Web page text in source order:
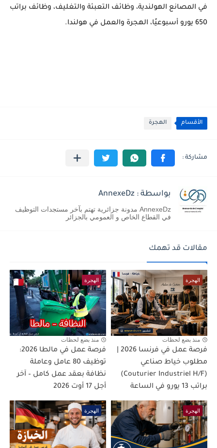
في المصانع الهولندية، وظائف التعبئة والتغليف، وظائف براتب
650 يورو أسبوعيًا، الهجرة والعمل في هولندا.
الأقسام الهجرة
بواسطة : AnnexeDz
AnnexeDz مدونة جزائرية تهتم بآخر مستجدات التوظيف
في القطاع الخاص و العمومي بالجزائر
مقالات قد تهمك
الهجرة
منذ بضع لحظات
مطلوب خياط صناعي
(Couturier Industriel H/F)
براتب 13 يورو في الساعة
الهجرة
منذ بضع لحظات
فرصة عمل في مالطا 2026:
توظيف 80 عامل وعاملة
نظافة بعقد عمل كامل – آخر
أجل 17 أوت 2026
الهجرة الهجرة